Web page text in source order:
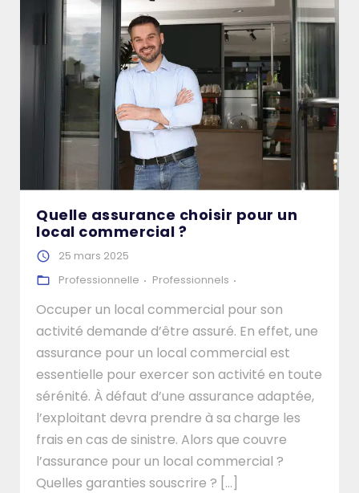
Quelle assurance choisir pour un
local commercial ?
25 mars 2025
Professionnelle
Professionnels
Occuper un local commercial pour son
activité demande d’être assuré. En effet, une
assurance pour un local commercial est
essentielle pour exercer son activité en toute
sérénité. À défaut d’une assurance adaptée,
l’exploitant devra prendre à sa charge les
frais en cas de sinistre. Alors que couvre
l’assurance pour un local commercial ?
Quelles garanties souscrire ? […]